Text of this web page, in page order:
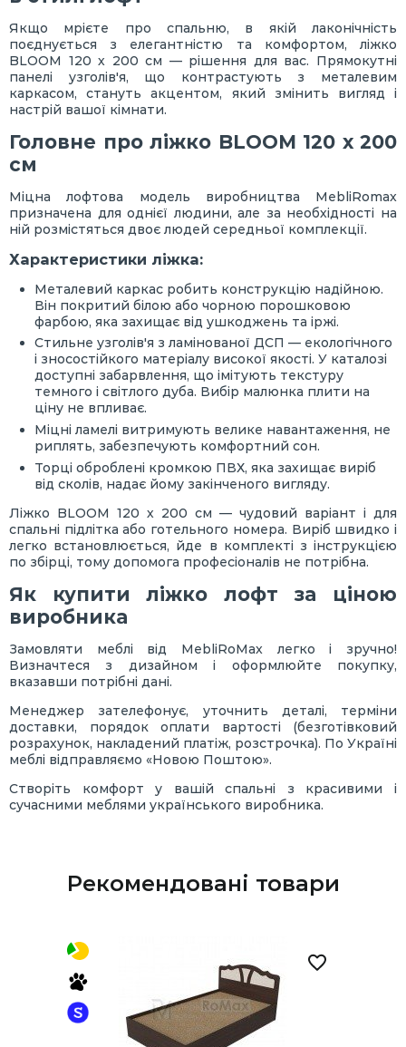
Якщо мрієте про спальню, в якій лаконічність
поєднується з елегантністю та комфортом, ліжко
BLOOM 120 х 200 см — рішення для вас. Прямокутні
панелі узголів'я, що контрастують з металевим
каркасом, стануть акцентом, який змінить вигляд і
настрій вашої кімнати.
Головне про ліжко BLOOM 120 х 200
см
Міцна лофтова модель виробництва MebliRomax
призначена для однієї людини, але за необхідності на
ній розмістяться двоє людей середньої комплекції.
Характеристики ліжка:
Металевий каркас робить конструкцію надійною.
Він покритий білою або чорною порошковою
фарбою, яка захищає від ушкоджень та іржі.
Стильне узголів'я з ламінованої ДСП — екологічного
і зносостійкого матеріалу високої якості. У каталозі
доступні забарвлення, що імітують текстуру
темного і світлого дуба. Вибір малюнка плити на
ціну не впливає.
Міцні ламелі витримують велике навантаження, не
риплять, забезпечують комфортний сон.
Торці оброблені кромкою ПВХ, яка захищає виріб
від сколів, надає йому закінченого вигляду.
Ліжко BLOOM 120 х 200 см — чудовий варіант і для
спальні підлітка або готельного номера. Виріб швидко і
легко встановлюється, йде в комплекті з інструкцією
по збірці, тому допомога професіоналів не потрібна.
Як купити ліжко лофт за ціною
виробника
Замовляти меблі від MebliRoMax легко і зручно!
Визначтеся з дизайном і оформлюйте покупку,
вказавши потрібні дані.
Менеджер зателефонує, уточнить деталі, терміни
доставки, порядок оплати вартості (безготівковий
розрахунок, накладений платіж, розстрочка). По Україні
меблі відправляємо «Новою Поштою».
Створіть комфорт у вашій спальні з красивими і
сучасними меблями українського виробника.
Рекомендовані товари